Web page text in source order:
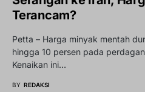
Terancam?
Petta – Harga minyak mentah
hingga 10 persen pada
Kenaikan ini…
BY REDAKSI